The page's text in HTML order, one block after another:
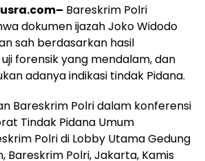
Bareskrim Polri
dokumen ijazah Joko Widodo
sah berdasarkan hasil
forensik yang mendalam, dan
adanya indikasi tindak Pidana.
Bareskrim Polri dalam konferensi
Tindak Pidana Umum
Polri di Lobby Utama Gedung
Bareskrim Polri, Jakarta, Kamis